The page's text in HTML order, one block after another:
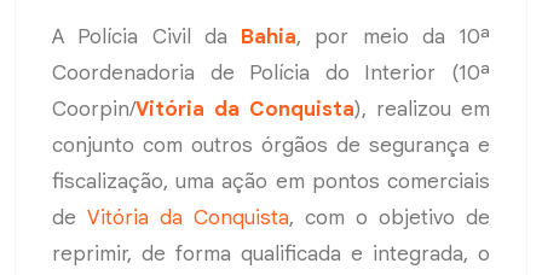
A Polícia Civil da Bahia, por meio da 10ª
Coordenadoria de Polícia do Interior (10ª
Coorpin/Vitória da Conquista), realizou em
conjunto com outros órgãos de segurança e
fiscalização, uma ação em pontos comerciais
de Vitória da Conquista, com o objetivo de
reprimir, de forma qualificada e integrada, o